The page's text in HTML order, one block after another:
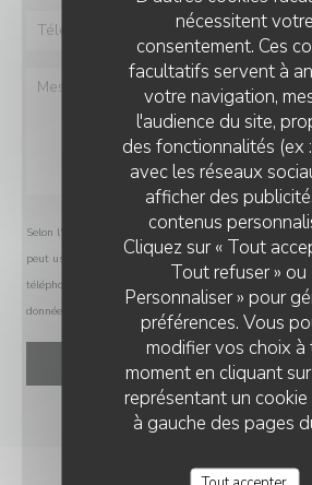
nécessitent votre
consentement. Ces
facultatifs servent à
votre navigation,
l'audience du site,
des fonctionnalités (ex
avec les réseaux
afficher des
contenus
Cliquez sur « Tout
Tout refuser » ou
Personnaliser » pour
préférences. Vous
modifier vos choix
moment en cliquant
représentant un cookie
à gauche des pages
Selon l'article L.223-2 du code de la consommation, il
peut user de son droit à s'inscrire sur la liste d'opposition
téléphonique Bloctel :
. Pour plus
données, consultez notre
politique de confidentialité
MOUNÉ